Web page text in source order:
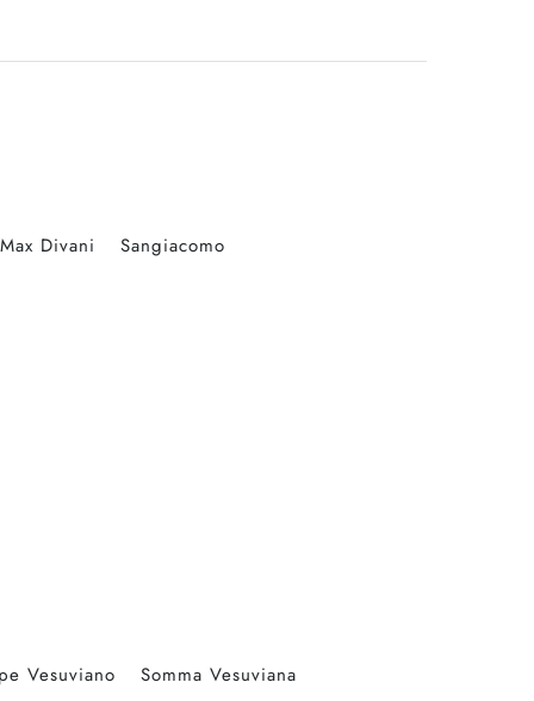
Max Divani Sangiacomo
Vesuviano Somma Vesuviana